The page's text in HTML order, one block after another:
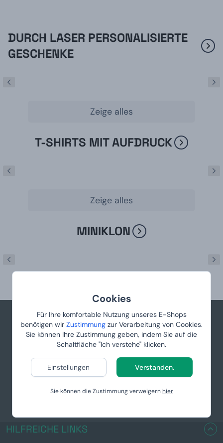
Cookies
Für Ihre komfortable Nutzung unseres E-Shops
benötigen wir Zustimmung zur Verarbeitung von Cookies.
Sie können Ihre Zustimmung geben, indem Sie auf die
Schaltfläche "Ich verstehe" klicken.
Einstellungen Verstanden.
Sie können die Zustimmung verweigernhier
DURCH LASER PERSONALISIERTE
GESCHENKE
Zeige alles
T-SHIRTS MIT AUFDRUCK
Zeige alles
MINIKLON
info@manboxeo.at
HILFREICHE LINKS